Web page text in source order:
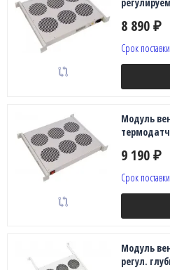
8 890 ₽
Срок
Модуль
9 190 ₽
Срок
Модуль
регул.